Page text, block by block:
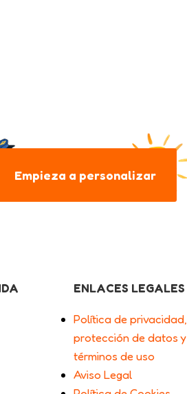
Empieza a personalizar
ENLACES LEGALES
Política de privacidad,
protección de datos y
términos de uso
Aviso Legal